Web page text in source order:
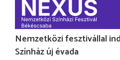
Nemzetközi fesztivállal
Színház új évada